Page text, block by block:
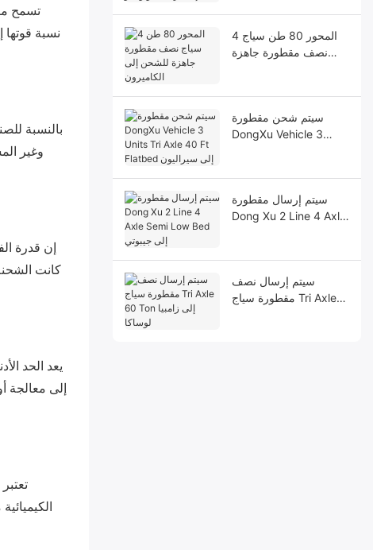
تسمح
نسبة
بالنسبة
وغير
إن قدرة
كانت
يعد الحد
إلى معالجة
4 المحور 80 طن سياج
نصف مقطورة جاهزة
سيتم شحن مقطورة
DongXu Vehicle 3
سيتم إرسال مقطورة
Dong Xu 2 Line 4 Axle
سيتم إرسال نصف
مقطورة سياج Tri Axle